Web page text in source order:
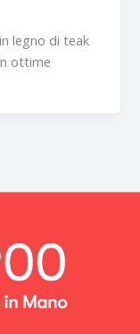
legno di teak
ottime